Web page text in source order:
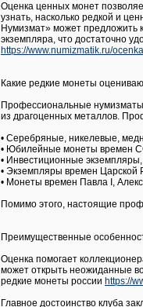
Оценка ценных монет
узнать, насколько редкой и
Нумизмат» может предложить
экземпляра, что достаточно
https://www.numizmatik.ru/
Какие редкие монеты
Профессиональные нумизматы
из драгоценных металлов.
• Серебряные, никелевые,
• Юбилейные монеты времен
• Инвестиционные
• Экземпляры времен Царской
• Монеты времен Павла I,
Помимо этого, настоящие
Преимущественные
Оценка помогает
может открыть неожиданные
редкие монеты россии https://
Главное достоинство клуба